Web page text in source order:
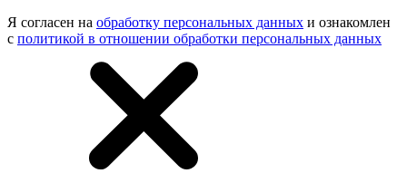
Я согласен на обработку персональных данных и ознакомлен
с политикой в отношении обработки персональных данных